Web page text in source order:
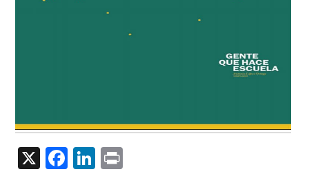
X Facebook
LinkedIn